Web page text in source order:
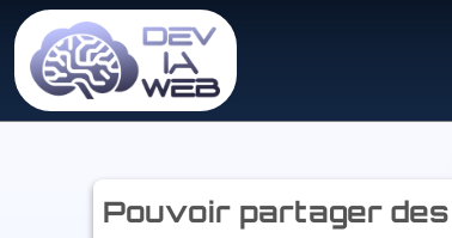
pouvoir partager